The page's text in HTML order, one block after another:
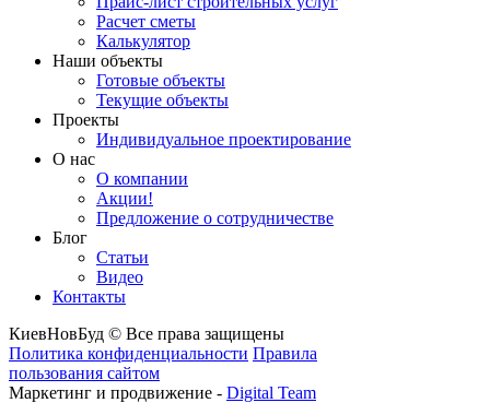
Расчет сметы
Калькулятор
Наши объекты
Готовые объекты
Текущие объекты
Проекты
Индивидуальное проектирование
О нас
О компании
Акции!
Предложение о сотрудничестве
Блог
Статьи
Видео
Контакты
КиевНовБуд © Все права защищены
Политика конфиденциальности Правила
пользования сайтом
Маркетинг и продвижение - Digital Team